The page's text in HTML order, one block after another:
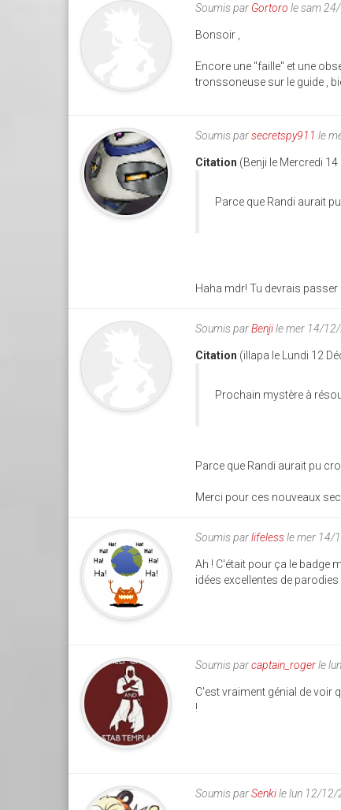
Soumis par Gortoro le sam
Bonsoir ,
Encore une "faille" et une
tronssoneuse sur le guide ,
Soumis parsecretspy911 le
Citation (Benji le Mercredi
Parce que Randi aurait
Haha mdr! Tu devrais
Soumis parBenjile mer 14/
Citation (illapa le Lundi 12
Prochain mystère à
Parce que Randi aurait pu
Merci pour ces nouveaux
Soumis parlifelessle mer 14/
Ah ! C'était pour ça le badge
idées excellentes de parodies
Soumis parcaptain_rogerle
C'est vraiment génial de voir
!
Soumis parSenkile lun 12/12/